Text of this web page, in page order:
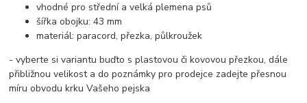
vhodné pro střední a velká plemena psů
šířka obojku: 43 mm
materiál: paracord, přezka, půlkroužek
- vyberte si variantu buďto s plastovou či kovovou přezkou, dále
přibližnou velikost a do poznámky pro prodejce zadejte přesnou
míru obvodu krku Vašeho pejska